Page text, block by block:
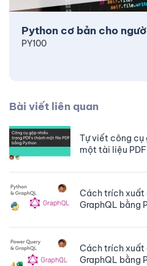
Python cơ bản cho
PY100
Bài viết liên quan
Tự viết công cụ
một tài liệu
Cách trích xuất
GraphQL bằng
Cách trích xuất
GraphQL bằng